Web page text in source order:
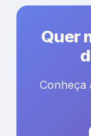
Quer
Conheça